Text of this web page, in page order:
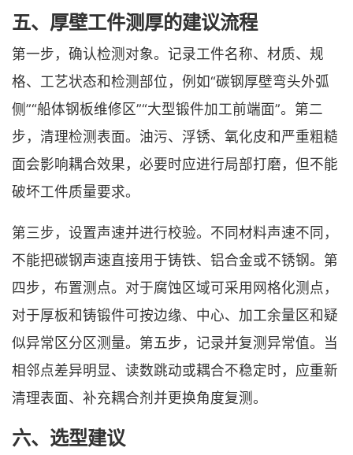
五、厚壁工件测厚的建议流程
第一步，确认检测对象。记录工件名称、材质、规
格、工艺状态和检测部位，例如“碳钢厚壁弯头外弧
侧”“船体钢板维修区”“大型锻件加工前端面”。第二
步，清理检测表面。油污、浮锈、氧化皮和严重粗糙
面会影响耦合效果，必要时应进行局部打磨，但不能
破坏工件质量要求。
第三步，设置声速并进行校验。不同材料声速不同，
不能把碳钢声速直接用于铸铁、铝合金或不锈钢。第
四步，布置测点。对于腐蚀区域可采用网格化测点，
对于厚板和铸锻件可按边缘、中心、加工余量区和疑
似异常区分区测量。第五步，记录并复测异常值。当
相邻点差异明显、读数跳动或耦合不稳定时，应重新
清理表面、补充耦合剂并更换角度复测。
六、选型建议